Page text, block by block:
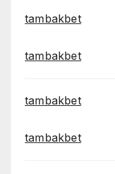
tambakbet
tambakbet
tambakbet
tambakbet